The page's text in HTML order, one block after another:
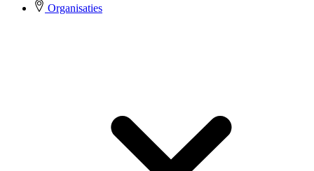
Organisaties